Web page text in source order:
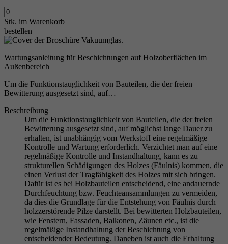
Stk. im Warenkorb
bestellen
Wartungsanleitung für Beschichtungen auf Holzoberflächen im
Außenbereich
Um die Funktionstauglichkeit von Bauteilen, die der freien
Bewitterung ausgesetzt sind, auf…
Beschreibung
Um die Funktionstauglichkeit von Bauteilen, die der freien
Bewitterung ausgesetzt sind, auf möglichst lange Dauer zu
erhalten, ist unabhängig vom Werkstoff eine regelmäßige
Kontrolle und Wartung erforderlich. Verzichtet man auf eine
regelmäßige Kontrolle und Instandhaltung, kann es zu
strukturellen Schädigungen des Holzes (Fäulnis) kommen, die
einen Verlust der Tragfähigkeit des Holzes mit sich bringen.
Dafür ist es bei Holzbauteilen entscheidend, eine andauernde
Durchfeuchtung bzw. Feuchteansammlungen zu vermeiden,
da dies die Grundlage für die Entstehung von Fäulnis durch
holzzerstörende Pilze darstellt. Bei bewitterten Holzbauteilen,
wie Fenstern, Fassaden, Balkonen, Zäunen etc., ist die
regelmäßige Instandhaltung der Beschichtung von
entscheidender Bedeutung. Daneben ist auch die Erhaltung